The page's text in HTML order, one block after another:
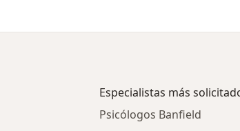
Especialistas más
Psicólogos Banfield